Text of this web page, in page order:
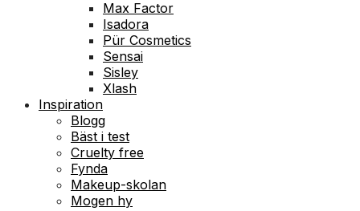
Max Factor
Isadora
Pür Cosmetics
Sensai
Sisley
Xlash
Inspiration
Blogg
Bäst i test
Cruelty free
Fynda
Makeup-skolan
Mogen hy